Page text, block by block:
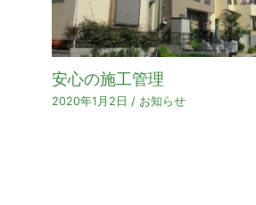
安心の施工管理
2020年1月2日 / お知らせ